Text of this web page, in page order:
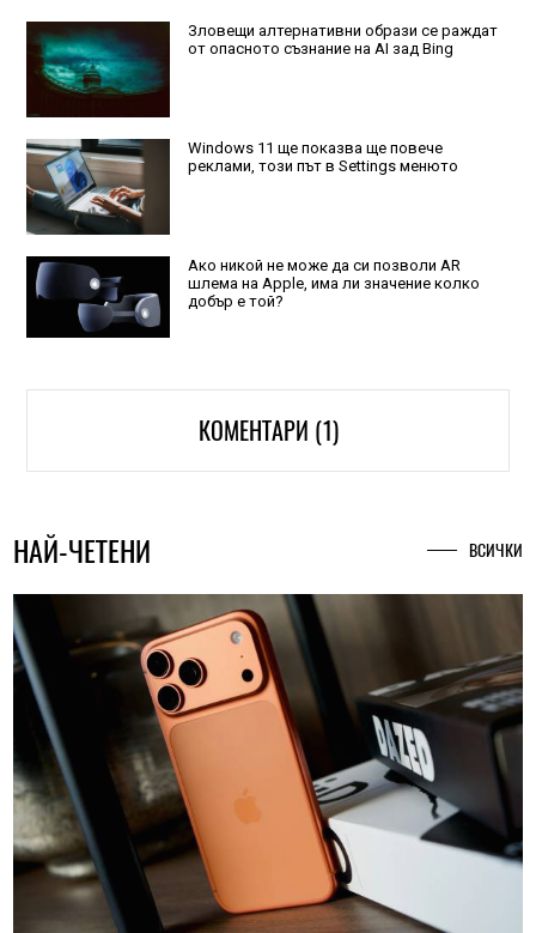
Зловещи алтернативни образи се раждат
от опасното съзнание на AI зад Bing
Windows 11 ще показва ще повече
реклами, този път в Settings менюто
Ако никой не може да си позволи AR
шлема на Apple, има ли значение колко
добър е той?
КОМЕНТАРИ (1)
НАЙ-ЧЕТЕНИ ВСИЧКИ